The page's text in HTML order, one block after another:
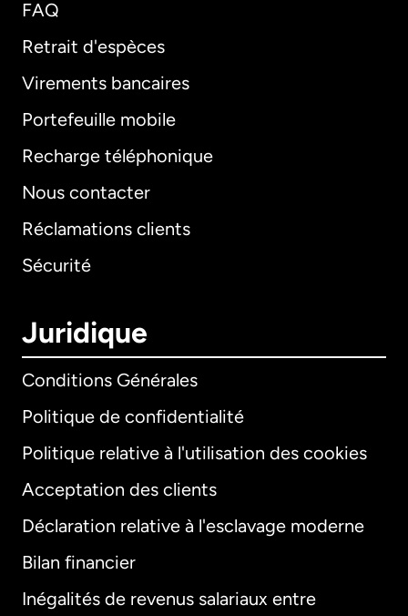
FAQ
Retrait d'espèces
Virements bancaires
Portefeuille mobile
Recharge téléphonique
Nous contacter
Réclamations clients
Sécurité
Juridique
Conditions Générales
Politique de confidentialité
Politique relative à l'utilisation des cookies
Acceptation des clients
Déclaration relative à l'esclavage moderne
Bilan financier
Inégalités de revenus salariaux entre
International